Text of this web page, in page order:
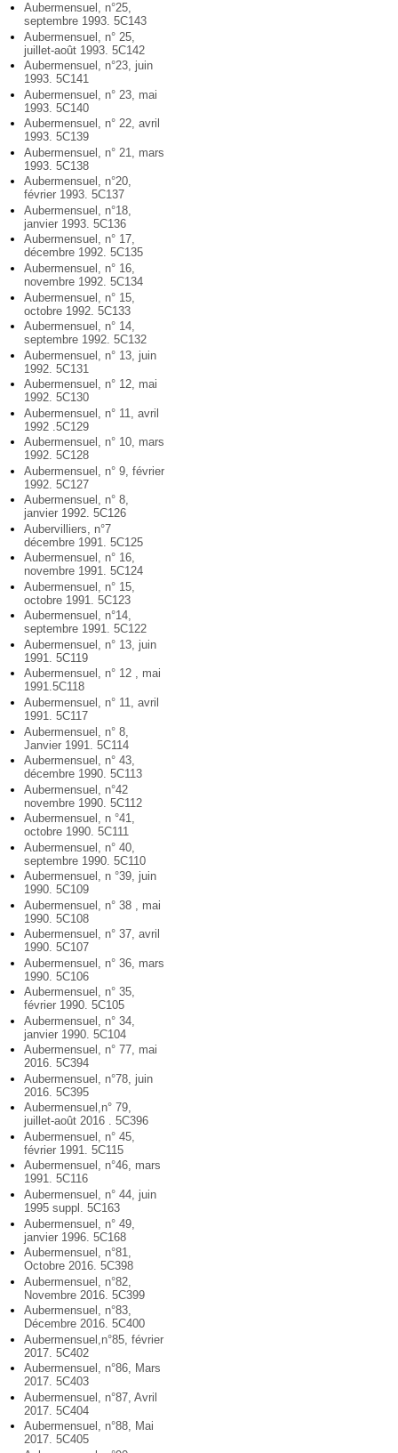
Aubermensuel, n°25,
septembre 1993. 5C143
Aubermensuel, n° 25,
juillet-août 1993. 5C142
Aubermensuel, n°23, juin
1993. 5C141
Aubermensuel, n° 23, mai
1993. 5C140
Aubermensuel, n° 22, avril
1993. 5C139
Aubermensuel, n° 21, mars
1993. 5C138
Aubermensuel, n°20,
février 1993. 5C137
Aubermensuel, n°18,
janvier 1993. 5C136
Aubermensuel, n° 17,
décembre 1992. 5C135
Aubermensuel, n° 16,
novembre 1992. 5C134
Aubermensuel, n° 15,
octobre 1992. 5C133
Aubermensuel, n° 14,
septembre 1992. 5C132
Aubermensuel, n° 13, juin
1992. 5C131
Aubermensuel, n° 12, mai
1992. 5C130
Aubermensuel, n° 11, avril
1992 .5C129
Aubermensuel, n° 10, mars
1992. 5C128
Aubermensuel, n° 9, février
1992. 5C127
Aubermensuel, n° 8,
janvier 1992. 5C126
Aubervilliers, n°7
décembre 1991. 5C125
Aubermensuel, n° 16,
novembre 1991. 5C124
Aubermensuel, n° 15,
octobre 1991. 5C123
Aubermensuel, n°14,
septembre 1991. 5C122
Aubermensuel, n° 13, juin
1991. 5C119
Aubermensuel, n° 12 , mai
1991.5C118
Aubermensuel, n° 11, avril
1991. 5C117
Aubermensuel, n° 8,
Janvier 1991. 5C114
Aubermensuel, n° 43,
décembre 1990. 5C113
Aubermensuel, n°42
novembre 1990. 5C112
Aubermensuel, n °41,
octobre 1990. 5C111
Aubermensuel, n° 40,
septembre 1990. 5C110
Aubermensuel, n °39, juin
1990. 5C109
Aubermensuel, n° 38 , mai
1990. 5C108
Aubermensuel, n° 37, avril
1990. 5C107
Aubermensuel, n° 36, mars
1990. 5C106
Aubermensuel, n° 35,
février 1990. 5C105
Aubermensuel, n° 34,
janvier 1990. 5C104
Aubermensuel, n° 77, mai
2016. 5C394
Aubermensuel, n°78, juin
2016. 5C395
Aubermensuel,n° 79,
juillet-août 2016 . 5C396
Aubermensuel, n° 45,
février 1991. 5C115
Aubermensuel, n°46, mars
1991. 5C116
Aubermensuel, n° 44, juin
1995 suppl. 5C163
Aubermensuel, n° 49,
janvier 1996. 5C168
Aubermensuel, n°81,
Octobre 2016. 5C398
Aubermensuel, n°82,
Novembre 2016. 5C399
Aubermensuel, n°83,
Décembre 2016. 5C400
Aubermensuel,n°85, février
2017. 5C402
Aubermensuel, n°86, Mars
2017. 5C403
Aubermensuel, n°87, Avril
2017. 5C404
Aubermensuel, n°88, Mai
2017. 5C405